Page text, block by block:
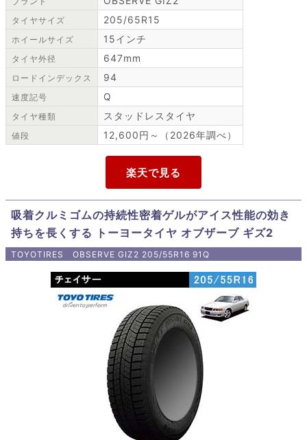
タイヤサイズ 205/65R15
ホイールサイズ 15インチ
タイヤ外径 647mm
ロードインデックス 94
速度記号 Q
タイヤ種類 スタッドレスタイヤ
値段 12,600円～（2026年調べ）
吸着クルミゴムの持続性密着ゲルがアイス性能の効き
持ちを長くする トーヨータイヤ オブザーブ ギズ2
TOYOTIRES OBSERVE GIZ2 205/55R16 91Q